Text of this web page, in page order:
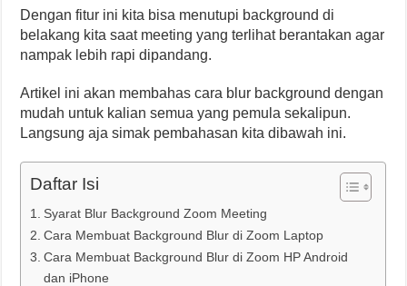
Dengan fitur ini kita bisa menutupi background di
belakang kita saat meeting yang terlihat berantakan agar
nampak lebih rapi dipandang.
Artikel ini akan membahas cara blur background dengan
mudah untuk kalian semua yang pemula sekalipun.
Langsung aja simak pembahasan kita dibawah ini.
Daftar Isi
Syarat Blur Background Zoom Meeting
Cara Membuat Background Blur di Zoom Laptop
Cara Membuat Background Blur di Zoom HP Android
dan iPhone